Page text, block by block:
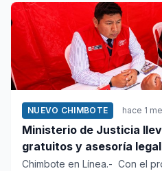
NUEVO CHIMBOTE hace 1
Ministerio de Justicia
gratuitos y asesoría
este 12 de junio
Chimbote en Línea.- Con el